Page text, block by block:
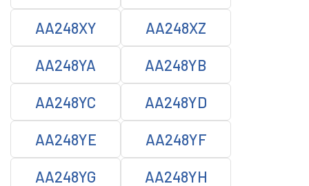
AA248XY AA248XZ
AA248YA AA248YB
AA248YC AA248YD
AA248YE AA248YF
AA248YG AA248YH